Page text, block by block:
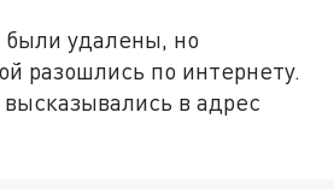
были удалены, но
разошлись по интернету.
в адрес